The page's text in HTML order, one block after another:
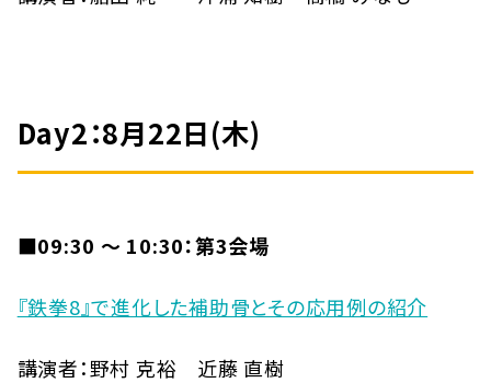
Day2：8月22日(木)
■09:30 〜 10:30：第3会場
『鉄拳8』で進化した補助骨とその応用例の紹介
講演者：野村 克裕 近藤 直樹